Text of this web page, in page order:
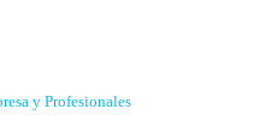
y Profesionales